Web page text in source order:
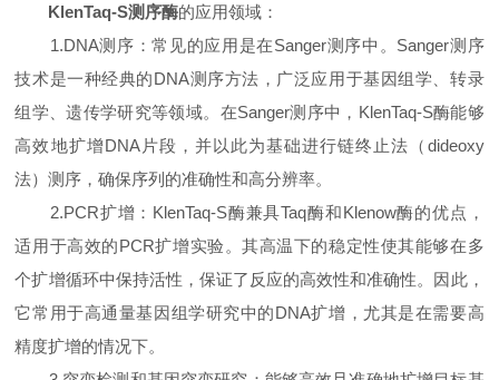
KlenTaq-S测序酶的应用领域：
1.DNA测序：常见的应用是在Sanger测序中。Sanger测序
技术是一种经典的DNA测序方法，广泛应用于基因组学、转录
组学、遗传学研究等领域。在Sanger测序中，KlenTaq-S酶能够
高效地扩增DNA片段，并以此为基础进行链终止法（dideoxy
法）测序，确保序列的准确性和高分辨率。
2.PCR扩增：KlenTaq-S酶兼具Taq酶和Klenow酶的优点，
适用于高效的PCR扩增实验。其高温下的稳定性使其能够在多
个扩增循环中保持活性，保证了反应的高效性和准确性。因此，
它常用于高通量基因组学研究中的DNA扩增，尤其是在需要高
精度扩增的情况下。